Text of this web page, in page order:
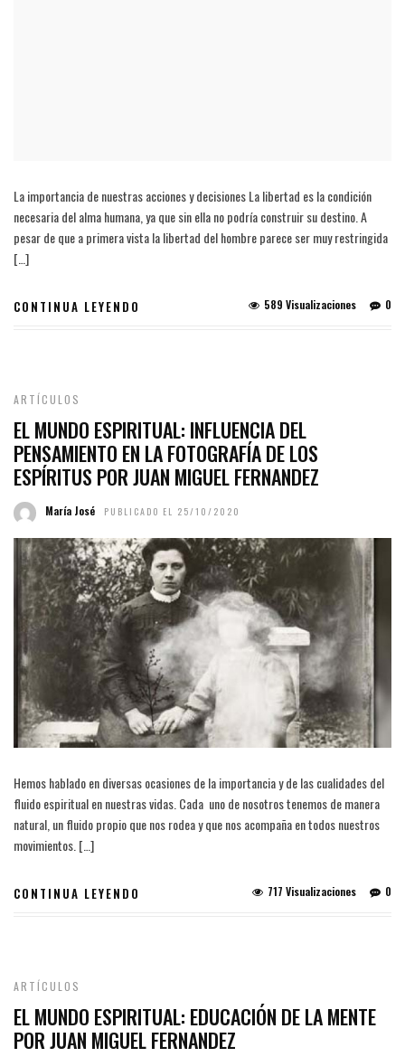
La importancia de nuestras acciones y decisiones La libertad es la condición
necesaria del alma humana, ya que sin ella no podría construir su destino. A
pesar de que a primera vista la libertad del hombre parece ser muy restringida
[…]
CONTINUA LEYENDO 0
589 Visualizaciones
ARTÍCULOS
EL MUNDO ESPIRITUAL: INFLUENCIA DEL
PENSAMIENTO EN LA FOTOGRAFÍA DE LOS
ESPÍRITUS POR JUAN MIGUEL FERNANDEZ
María José PUBLICADO EL 25/10/2020
Hemos hablado en diversas ocasiones de la importancia y de las cualidades del
fluido espiritual en nuestras vidas. Cada uno de nosotros tenemos de manera
natural, un fluido propio que nos rodea y que nos acompaña en todos nuestros
movimientos. […]
CONTINUA LEYENDO 0
717 Visualizaciones
ARTÍCULOS
EL MUNDO ESPIRITUAL: EDUCACIÓN DE LA MENTE
POR JUAN MIGUEL FERNANDEZ